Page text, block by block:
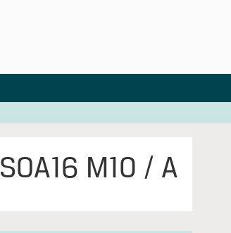
SOA16 M10 / A